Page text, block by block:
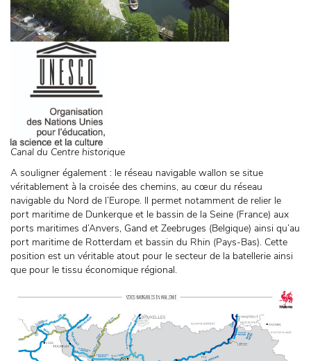
Canal du Centre historique
A souligner également : le réseau navigable wallon se situe
véritablement à la croisée des chemins, au cœur du réseau
navigable du Nord de l’Europe. Il permet notamment de relier le
port maritime de Dunkerque et le bassin de la Seine (France) aux
ports maritimes d’Anvers, Gand et Zeebruges (Belgique) ainsi qu’au
port maritime de Rotterdam et bassin du Rhin (Pays-Bas). Cette
position est un véritable atout pour le secteur de la batellerie ainsi
que pour le tissu économique régional.